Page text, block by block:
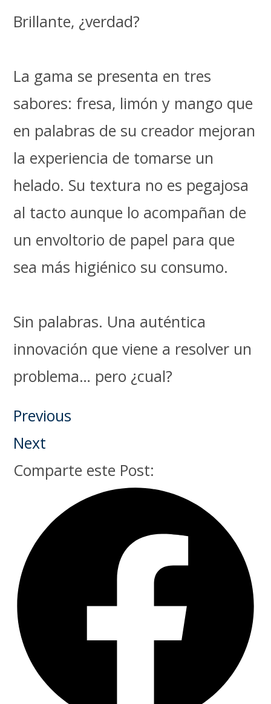
Brillante, ¿verdad?
La gama se presenta en tres
sabores: fresa, limón y mango que
en palabras de su creador mejoran
la experiencia de tomarse un
helado. Su textura no es pegajosa
al tacto aunque lo acompañan de
un envoltorio de papel para que
sea más higiénico su consumo.
Sin palabras. Una auténtica
innovación que viene a resolver un
problema… pero ¿cual?
Previous
Next
Comparte este Post: